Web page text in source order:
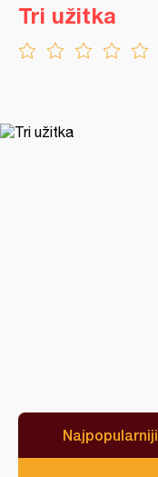
Tri užitka
Najpopularniji